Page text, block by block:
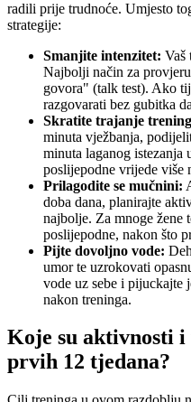
radili prije trudnoće. Umjesto
strategije:
Smanjite intenzitet: Vaš
Najbolji način za
govora" (talk test). Ako
razgovarati bez gubitka
Skratite trajanje
minuta vježbanja,
minuta laganog istezanja
poslijepodne vrijede više
Prilagodite se mučnini:
doba dana, planirajte
najbolje. Za mnoge žene
poslijepodne, nakon što
Pijte dovoljno vode:
umor te uzrokovati
vode uz sebe i pijuckajte
nakon treninga.
Koje su aktivnosti
prvih 12 tjedana?